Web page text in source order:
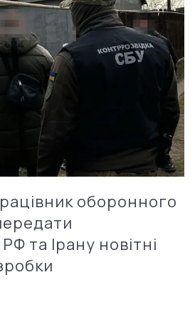
оборонного
та Ірану новітні